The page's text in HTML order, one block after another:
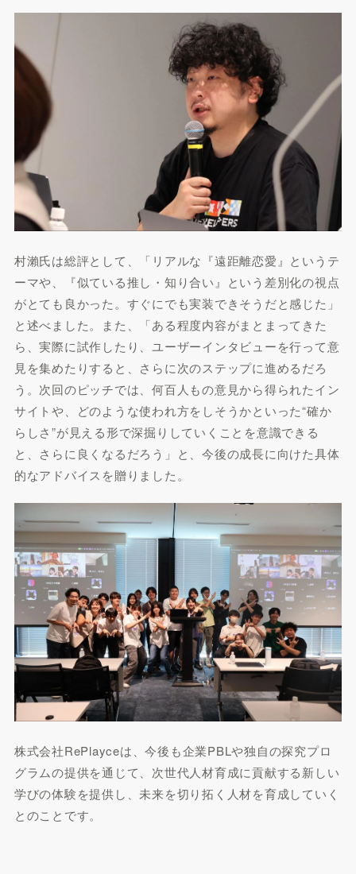
村瀨氏は総評として、「リアルな『遠距離恋愛』というテ
ーマや、『似ている推し・知り合い』という差別化の視点
がとても良かった。すぐにでも実装できそうだと感じた」
と述べました。また、「ある程度内容がまとまってきた
ら、実際に試作したり、ユーザーインタビューを行って意
見を集めたりすると、さらに次のステップに進めるだろ
う。次回のピッチでは、何百人もの意見から得られたイン
サイトや、どのような使われ方をしそうかといった“確か
らしさ”が見える形で深掘りしていくことを意識できる
と、さらに良くなるだろう」と、今後の成長に向けた具体
的なアドバイスを贈りました。
株式会社RePlayceは、今後も企業PBLや独自の探究プロ
グラムの提供を通じて、次世代人材育成に貢献する新しい
学びの体験を提供し、未来を切り拓く人材を育成していく
とのことです。